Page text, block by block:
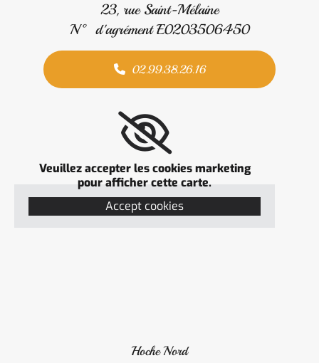
23, rue Saint-Mélaine
N° d'agrément E0203506450
02.99.38.26.16
Veuillez accepter les cookies marketing
pour afficher cette carte.
Accept cookies
Hoche Nord